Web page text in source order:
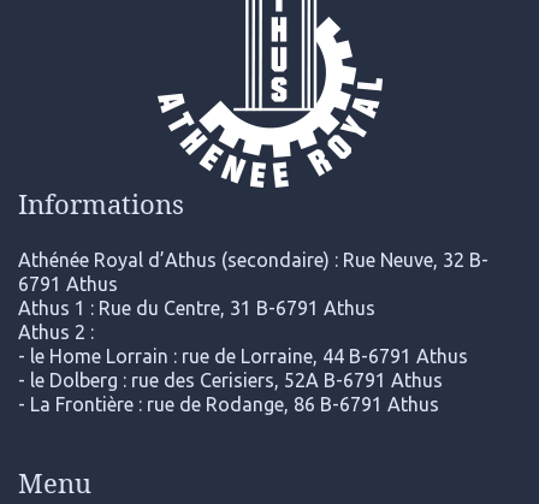
Informations
Athénée Royal d’Athus (secondaire) : Rue Neuve, 32 B-
6791 Athus
Athus 1 : Rue du Centre, 31 B-6791 Athus
Athus 2 :
- le Home Lorrain : rue de Lorraine, 44 B-6791 Athus
- le Dolberg : rue des Cerisiers, 52A B-6791 Athus
- La Frontière : rue de Rodange, 86 B-6791 Athus
Menu